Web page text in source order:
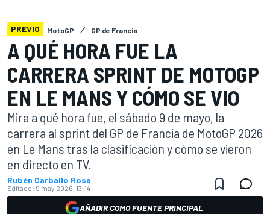
PREVIO MotoGP GP de Francia
A QUÉ HORA FUE LA
CARRERA SPRINT DE MOTOGP
EN LE MANS Y CÓMO SE VIO
Mira a qué hora fue, el sábado 9 de mayo, la
carrera al sprint del GP de Francia de MotoGP 2026
en Le Mans tras la clasificación y cómo se vieron
en directo en TV.
Rubén Carballo Rosa
Editado: 9 may 2026, 13:14
AÑADIR COMO FUENTE PRINCIPAL